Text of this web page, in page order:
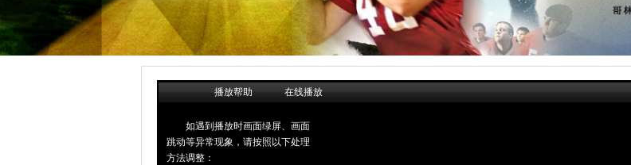
播放帮助 在线播放
如遇到播放时画面绿屏、画面
跳动等异常现象，请按照以下处理
方法调整：